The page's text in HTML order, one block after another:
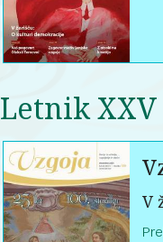
Letnik XXV
V